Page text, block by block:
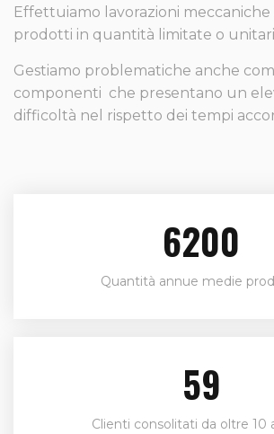
Effettuiamo lavorazioni meccaniche
prodotti in quantità limitate o
Gestiamo problematiche anche
componenti che presentano un
difficoltà nel rispetto dei tempi
6600
Quantità annue medie
63
Clienti consolitati da oltre 10